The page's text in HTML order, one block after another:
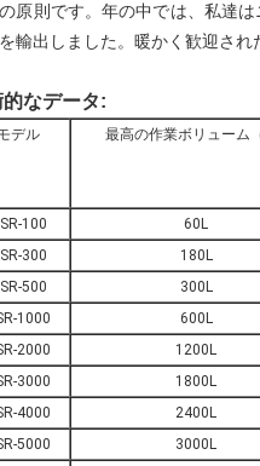
原則です。年の中では、私達
輸出しました。暖かく歓迎され
なデータ:
デル 最高の作業ボリューム（
100 60L
300
180L
500
300L
1000
600L
2000
1200L
3000
1800L
4000
2400L
5000
3000L